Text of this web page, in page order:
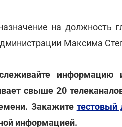
на должность
Максима
свыше 20
Закажите тестовый
информацией.